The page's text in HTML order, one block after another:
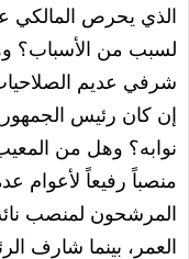
الذي يحرص المالكي
لسبب من الأسباب؟
شرفي عديم الصلاحيات
إن كان رئيس
نوابه؟ وهل من
منصباً رفيعاً لأعوام
المرشحون لمنصب
العمر، بينما شارف